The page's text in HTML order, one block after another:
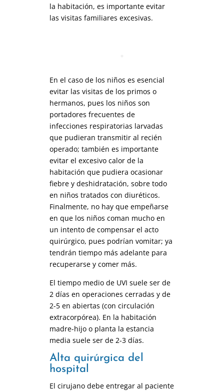
la habitación, es importante evitar
las visitas familiares excesivas.
En el caso de los niños es esencial
evitar las visitas de los primos o
hermanos, pues los niños son
portadores frecuentes de
infecciones respiratorias larvadas
que pudieran transmitir al recién
operado; también es importante
evitar el excesivo calor de la
habitación que pudiera ocasionar
fiebre y deshidratación, sobre todo
en niños tratados con diuréticos.
Finalmente, no hay que empeñarse
en que los niños coman mucho en
un intento de compensar el acto
quirúrgico, pues podrían vomitar; ya
tendrán tiempo más adelante para
recuperarse y comer más.
El tiempo medio de UVI suele ser de
2 días en operaciones cerradas y de
2-5 en abiertas (con circulación
extracorpórea). En la habitación
madre-hijo o planta la estancia
media suele ser de 2-3 días.
Alta quirúrgica del
hospital
El cirujano debe entregar al paciente